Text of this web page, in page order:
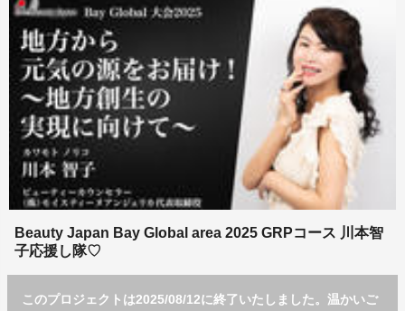
Beauty Japan Bay Global area 2025 GRPコース 川本智
子応援し隊♡
このプロジェクトは2025/08/12に終了いたしました。温かいご